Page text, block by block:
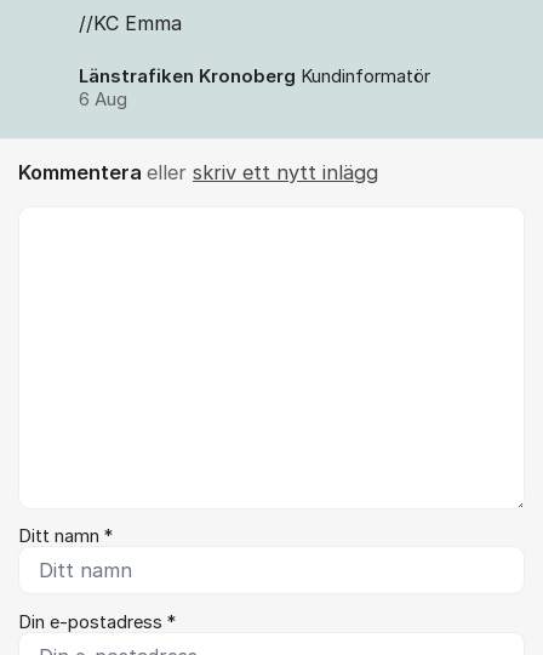
//KC Emma
Länstrafiken Kronoberg Kundinformatör
6 Aug
Kommentera eller skriv ett nytt inlägg
Ditt namn *
Din e-postadress *